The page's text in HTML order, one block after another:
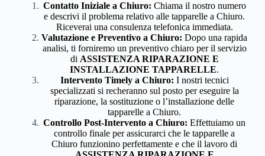
Contatto Iniziale a Chiuro: Chiama il nostro numero
e descrivi il problema relativo alle tapparelle a Chiuro.
Riceverai una consulenza telefonica immediata.
Valutazione e Preventivo a Chiuro: Dopo una rapida
analisi, ti forniremo un preventivo chiaro per il servizio
di ASSISTENZA RIPARAZIONE E
INSTALLAZIONE TAPPARELLE.
Intervento Timely a Chiuro: I nostri tecnici
specializzati si recheranno sul posto per eseguire la
riparazione, la sostituzione o l’installazione delle
tapparelle a Chiuro.
Controllo Post-Intervento a Chiuro: Effettuiamo un
controllo finale per assicurarci che le tapparelle a
Chiuro funzionino perfettamente e che il lavoro di